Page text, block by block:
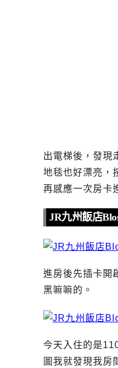
出電梯後，發現
地毯也好漂亮，
再感應一次房卡
JR九州飯店
進房後先插卡開
黑嘛嘛的。
今天入住的是
圖我就發現我房